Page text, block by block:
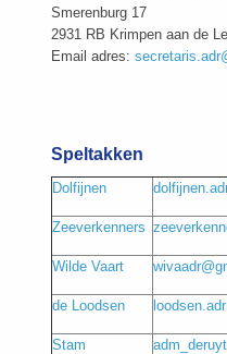
Smerenburg 17
2931 RB Krimpen aan de
Email adres:
Speltakken
Dolfijnen
Zeeverkenners
Wilde Vaart
de Loodsen
Stam